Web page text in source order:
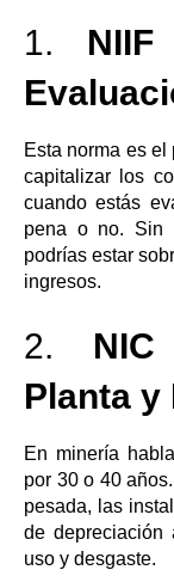
1.
Esta norma es
capitalizar los
cuando estás
pena o no. Sin
podrías estar
ingresos.
2.
Planta y
En minería
por 30 o 40
pesada, las
de depreciación
uso y desgaste.